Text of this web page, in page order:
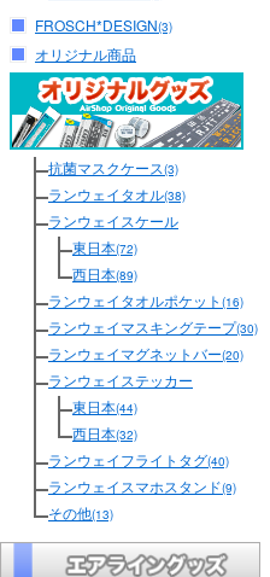
FROSCH*DESIGN(3)
オリジナル商品
抗菌マスクケース(3)
ランウェイタオル(38)
ランウェイスケール
東日本(72)
西日本(89)
ランウェイタオルポケット (16)
ランウェイマスキングテープ(30)
ランウェイマグネットバー(20)
ランウェイステッカー
東日本(44)
西日本(32)
ランウェイフライトタグ(40)
ランウェイスマホスタンド(9)
その他(13)